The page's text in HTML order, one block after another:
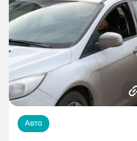
Авто